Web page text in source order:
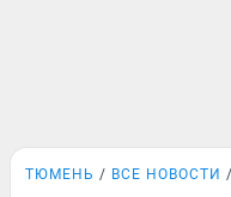
ТЮМЕНЬ ВСЕ НОВОСТИ